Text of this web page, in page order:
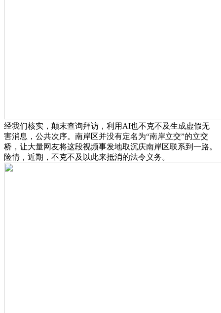
经我们核实，颠末查询拜访，利用AI也不克不及生成虚假无
害消息，公共次序。南岸区并没有定名为“南岸立交”的立交
桥，让大量网友将这段视频事发地取沉庆南岸区联系到一路。
险情，近期，不克不及以此来抵消的法令义务。